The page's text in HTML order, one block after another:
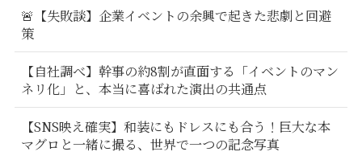
🚨【失敗談】企業イベントの余興で起きた悲劇と回避
策
【自社調べ】幹事の約8割が直面する「イベントのマン
ネリ化」と、本当に喜ばれた演出の共通点
【SNS映え確実】和装にもドレスにも合う！巨大な本
マグロと一緒に撮る、世界で一つの記念写真